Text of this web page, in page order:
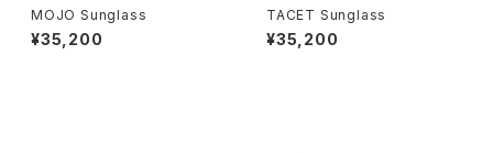
MOJO Sunglass
¥35,200
TACET Sunglass
¥35,200